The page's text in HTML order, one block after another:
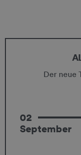
Der neue
02
September